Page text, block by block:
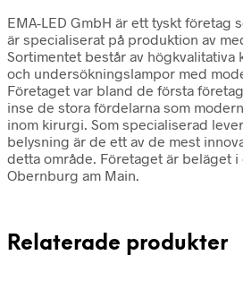
EMA-LED GmbH är ett tyskt företag
är specialiserat på produktion av
Sortimentet består av högkvalitativa
och undersökningslampor med
Företaget var bland de första
inse de stora fördelarna som
inom kirurgi. Som specialiserad
belysning är de ett av de mest
detta område. Företaget är beläget i
Obernburg am Main.
Relaterade produkter